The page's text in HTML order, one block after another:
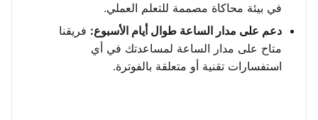
في بيئة محاكاة مصممة للتعلم العملي.
دعم على مدار الساعة طوال أيام الأسبوع: فريقنا
متاح على مدار الساعة لمساعدتك في أي
استفسارات تقنية أو متعلقة بالفوترة.